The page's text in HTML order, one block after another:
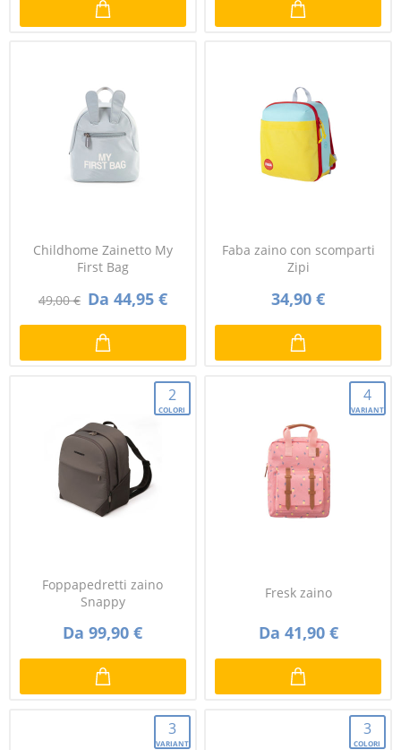
Childhome Zainetto My
First Bag
49,00 € Da 44,95 €
Faba zaino con scomparti
Zipi
34,90 €
2
COLORI
Foppapedretti zaino
Snappy
Da 99,90 €
4
VARIANTI
Fresk zaino
Da 41,90 €
3
VARIANTI
3
COLORI